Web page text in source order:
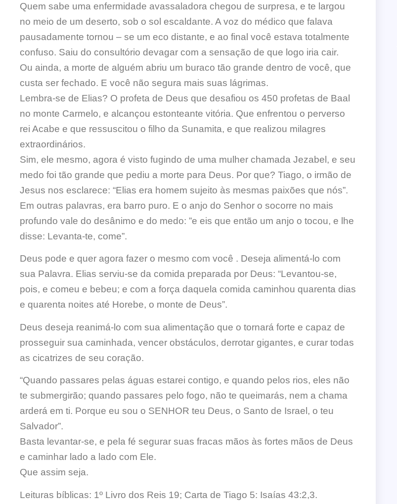
Quem sabe uma enfermidade avassaladora chegou de surpresa, e te largou
no meio de um deserto, sob o sol escaldante. A voz do médico que falava
pausadamente tornou – se um eco distante, e ao final você estava totalmente
confuso. Saiu do consultório devagar com a sensação de que logo iria cair.
Ou ainda, a morte de alguém abriu um buraco tão grande dentro de você, que
custa ser fechado. E você não segura mais suas lágrimas.
Lembra-se de Elias? O profeta de Deus que desafiou os 450 profetas de Baal
no monte Carmelo, e alcançou estonteante vitória. Que enfrentou o perverso
rei Acabe e que ressuscitou o filho da Sunamita, e que realizou milagres
extraordinários.
Sim, ele mesmo, agora é visto fugindo de uma mulher chamada Jezabel, e seu
medo foi tão grande que pediu a morte para Deus. Por que? Tiago, o irmão de
Jesus nos esclarece: “Elias era homem sujeito às mesmas paixões que nós”.
Em outras palavras, era barro puro. E o anjo do Senhor o socorre no mais
profundo vale do desânimo e do medo: ”e eis que então um anjo o tocou, e lhe
disse: Levanta-te, come”.
Deus pode e quer agora fazer o mesmo com você . Deseja alimentá-lo com
sua Palavra. Elias serviu-se da comida preparada por Deus: “Levantou-se,
pois, e comeu e bebeu; e com a força daquela comida caminhou quarenta dias
e quarenta noites até Horebe, o monte de Deus”.
Deus deseja reanimá-lo com sua alimentação que o tornará forte e capaz de
prosseguir sua caminhada, vencer obstáculos, derrotar gigantes, e curar todas
as cicatrizes de seu coração.
“Quando passares pelas águas estarei contigo, e quando pelos rios, eles não
te submergirão; quando passares pelo fogo, não te queimarás, nem a chama
arderá em ti. Porque eu sou o SENHOR teu Deus, o Santo de Israel, o teu
Salvador”.
Basta levantar-se, e pela fé segurar suas fracas mãos às fortes mãos de Deus
e caminhar lado a lado com Ele.
Que assim seja.
Leituras bíblicas: 1º Livro dos Reis 19; Carta de Tiago 5: Isaías 43:2,3.